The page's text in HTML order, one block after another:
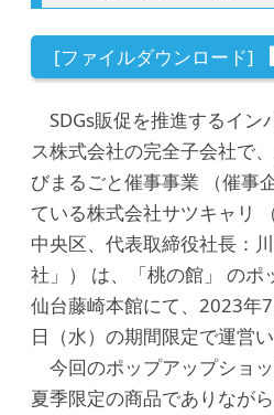
[ファイルダウンロード]
SDGs販促を推進するイン
ス株式会社の完全子会社で
びまるごと催事事業 （催事
ている株式会社サツキャリ
中央区、代表取締役社長：
社」） は、「桃の館」 のポ
仙台藤崎本館にて、2023年
日（水）の期間限定で運営い
今回のポップアップショ
夏季限定の商品でありなが